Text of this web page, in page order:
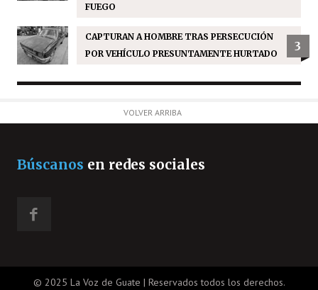
FUEGO
CAPTURAN A HOMBRE TRAS PERSECUCIÓN
POR VEHÍCULO PRESUNTAMENTE HURTADO
3
VOLVER ARRIBA
Búscanos en redes sociales
© 2025 La Voz de Guate | Reservados todos los derechos.